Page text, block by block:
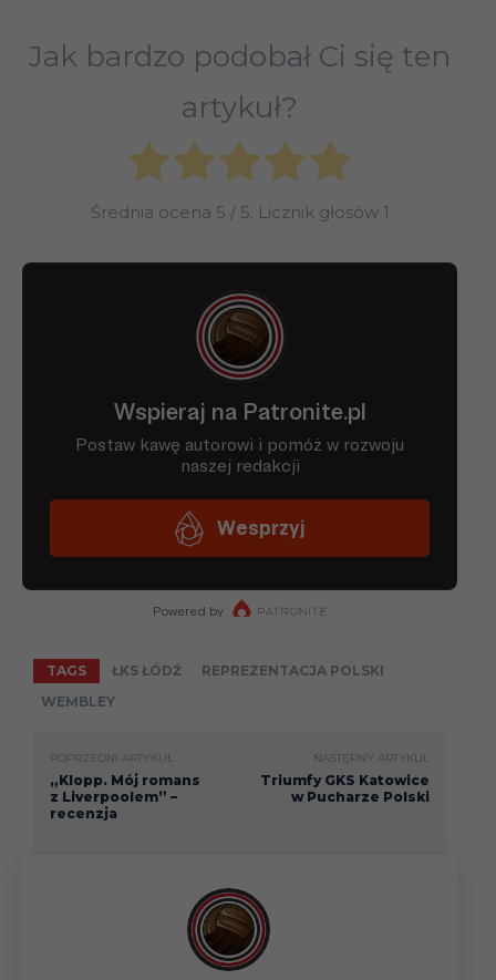
Jak bardzo podobał Ci się ten
artykuł?
Średnia ocena 5 / 5. Licznik głosów 1
TAGS ŁKS ŁÓDŹ
REPREZENTACJA POLSKI
WEMBLEY
POPRZEDNI ARTYKUŁ
„Klopp. Mój romans
z Liverpoolem” –
recenzja
NASTĘPNY ARTYKUŁ
Triumfy GKS Katowice
w Pucharze Polski